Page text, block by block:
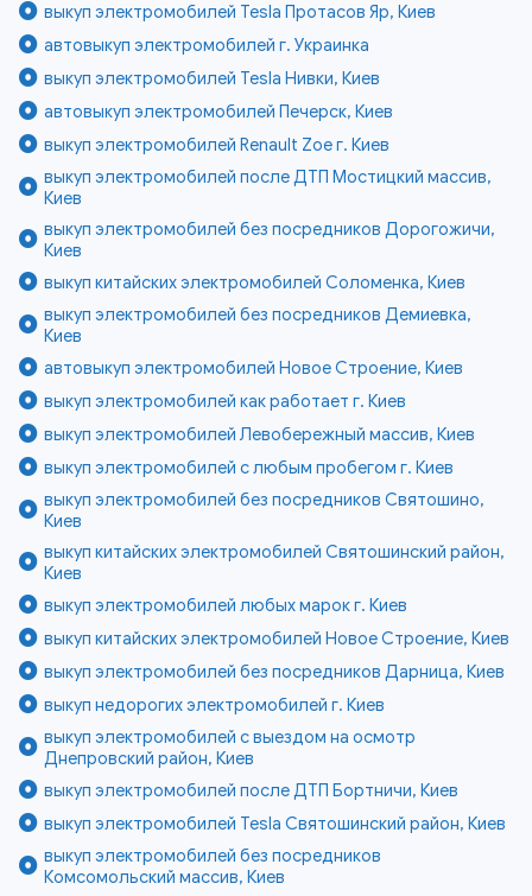
выкуп электромобилей Tesla Протасов Яр, Киев
автовыкуп электромобилей г. Украинка
выкуп электромобилей Tesla Нивки, Киев
автовыкуп электромобилей Печерск, Киев
выкуп электромобилей Renault Zoe г. Киев
выкуп электромобилей после ДТП Мостицкий массив,
Киев
выкуп электромобилей без посредников Дорогожичи,
Киев
выкуп китайских электромобилей Соломенка, Киев
выкуп электромобилей без посредников Демиевка,
Киев
автовыкуп электромобилей Новое Строение, Киев
выкуп электромобилей как работает г. Киев
выкуп электромобилей Левобережный массив, Киев
выкуп электромобилей с любым пробегом г. Киев
выкуп электромобилей без посредников Святошино,
Киев
выкуп китайских электромобилей Святошинский район,
Киев
выкуп электромобилей любых марок г. Киев
выкуп китайских электромобилей Новое Строение, Киев
выкуп электромобилей без посредников Дарница, Киев
выкуп недорогих электромобилей г. Киев
выкуп электромобилей с выездом на осмотр
Днепровский район, Киев
выкуп электромобилей после ДТП Бортничи, Киев
выкуп электромобилей Tesla Святошинский район, Киев
выкуп электромобилей без посредников
Комсомольский массив, Киев